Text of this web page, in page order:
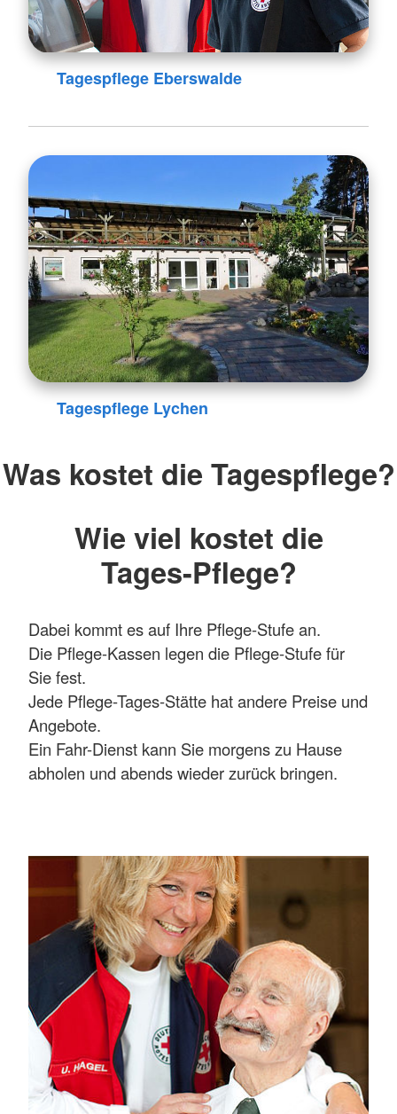
Tagespflege Eberswalde
Tagespflege Lychen
Was kostet die Tagespflege?
Wie viel kostet die
Tages-Pflege?
Dabei kommt es auf Ihre Pflege-Stufe an.
Die Pflege-Kassen legen die Pflege-Stufe für
Sie fest.
Jede Pflege-Tages-Stätte hat andere Preise und
Angebote.
Ein Fahr-Dienst kann Sie morgens zu Hause
abholen und abends wieder zurück bringen.